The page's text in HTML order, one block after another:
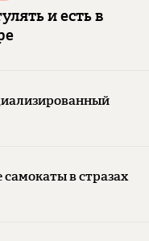
и есть в
в стразах